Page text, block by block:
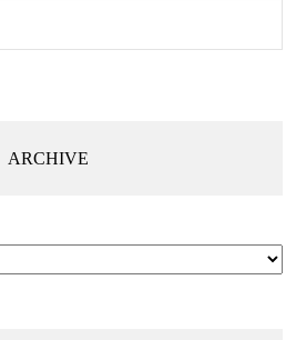
ARCHIVE